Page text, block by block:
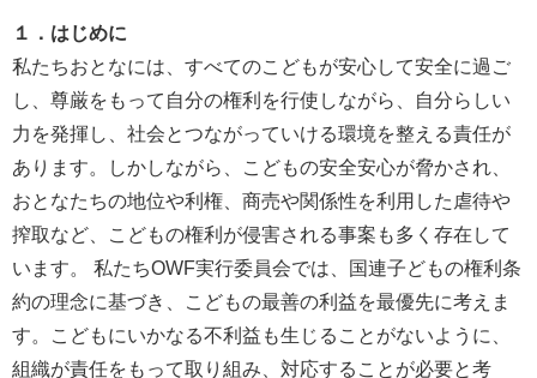
１．はじめに
私たちおとなには、すべてのこどもが安心して安全に過ご
し、尊厳をもって自分の権利を行使しながら、自分らしい
力を発揮し、社会とつながっていける環境を整える責任が
あります。しかしながら、こどもの安全安心が脅かされ、
おとなたちの地位や利権、商売や関係性を利用した虐待や
搾取など、こどもの権利が侵害される事案も多く存在して
います。 私たちOWF実行委員会では、国連子どもの権利条
約の理念に基づき、こどもの最善の利益を最優先に考えま
す。こどもにいかなる不利益も生じることがないように、
組織が責任をもって取り組み、対応することが必要と考